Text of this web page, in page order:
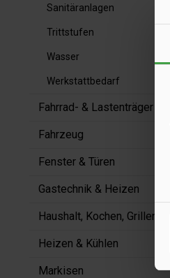
Sanitäranlagen
Trittstufen
Wasser
Werkstattbedarf
Fahrrad- & Lastenträger
Fahrzeug
Fenster & Türen
Gastechnik & Heizen
Haushalt, Kochen, Grillen
Heizen & Kühlen
Markisen